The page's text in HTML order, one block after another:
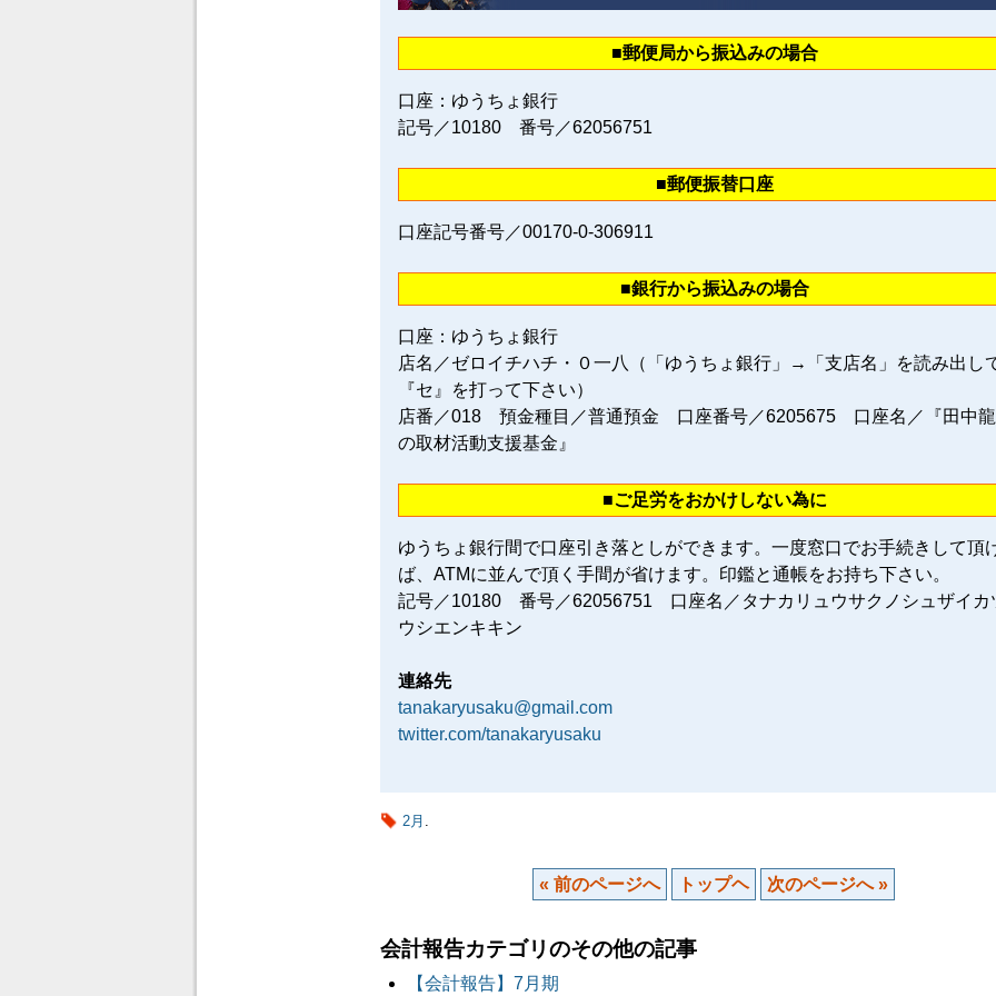
■郵便局から振込みの場合
口座：ゆうちょ銀行
記号／10180 番号／62056751
■郵便振替口座
口座記号番号／00170‐0‐306911
■銀行から振込みの場合
口座：ゆうちょ銀行
店名／ゼロイチハチ・０一八（「ゆうちょ銀行」→「支店名」を読み出し
『セ』を打って下さい）
店番／018 預金種目／普通預金 口座番号／6205675 口座名／『田中
の取材活動支援基金』
■ご足労をおかけしない為に
ゆうちょ銀行間で口座引き落としができます。一度窓口でお手続きして頂
ば、ATMに並んで頂く手間が省けます。印鑑と通帳をお持ち下さい。
記号／10180 番号／62056751 口座名／タナカリュウサクノシュザイカ
ウシエンキキン
連絡先
tanakaryusaku@gmail.com
twitter.com/tanakaryusaku
2月 .
« 前のページへ トップヘ 次のページへ »
会計報告カテゴリのその他の記事
【会計報告】7月期